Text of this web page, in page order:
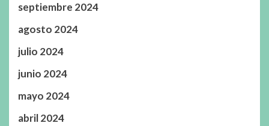
septiembre 2024
agosto 2024
julio 2024
junio 2024
mayo 2024
abril 2024